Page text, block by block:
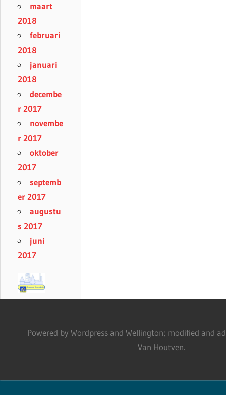
maart
2018
februari
2018
januari
2018
decembe
r 2017
novembe
r 2017
oktober
2017
septemb
er 2017
augustu
s 2017
juni
2017
Powered by Wordpress and Wellington; modified and
Van Houtven.